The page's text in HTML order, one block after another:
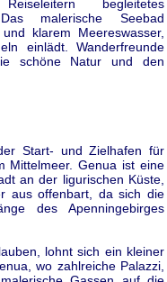
begleitetes
malerische Seebad
klarem Meereswasser,
einlädt. Wanderfreunde
schöne Natur und den
Start- und Zielhafen für
Mittelmeer. Genua ist eine
an der ligurischen Küste,
aus offenbart, da sich die
des Apenningebirges
lohnt sich ein kleiner
wo zahlreiche Palazzi,